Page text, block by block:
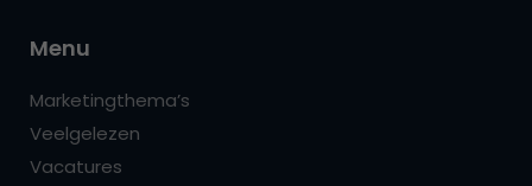
Menu
Marketingthema’s
Veelgelezen
Vacatures